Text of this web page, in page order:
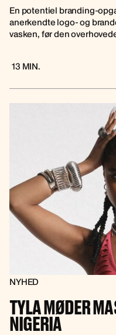
En potentiel branding-
anerkendte logo- og
vasken, før den
13 MIN.
NYHED
TYLA MØDER
NIGERIA